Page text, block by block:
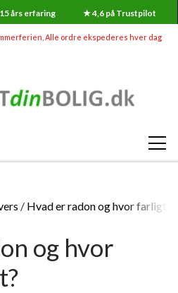
års erfaring ★ 4,6 på Trustpilot
Alle ordre ekspederes hver dag
SHOP
(MEGA UDSALG)
Hvad er radon og hvor farligt
og hvor